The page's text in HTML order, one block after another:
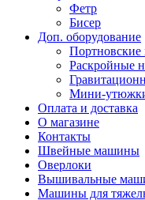
Фетр
Бисер
Доп. оборудование
Раскройные
Мини-
Оплата и доставка
О магазине
Контакты
Швейные машины
Оверлоки
Вышивальные
Машины для